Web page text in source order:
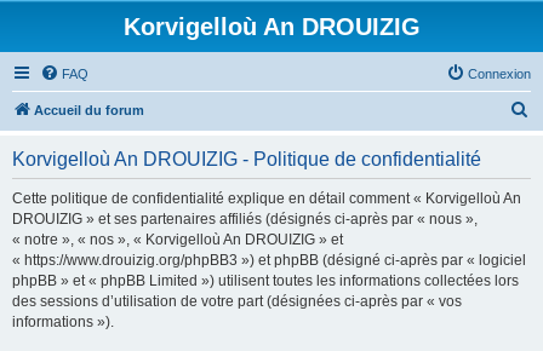
Korvigelloù An DROUIZIG
FAQ Connexion
Accueil du forum
Korvigelloù An DROUIZIG - Politique de confidentialité
Cette politique de confidentialité explique en détail comment « Korvigelloù An
DROUIZIG » et ses partenaires affiliés (désignés ci-après par « nous »,
« notre », « nos », « Korvigelloù An DROUIZIG » et
« https://www.drouizig.org/phpBB3 ») et phpBB (désigné ci-après par « logiciel
phpBB » et « phpBB Limited ») utilisent toutes les informations collectées lors
des sessions d’utilisation de votre part (désignées ci-après par « vos
informations »).